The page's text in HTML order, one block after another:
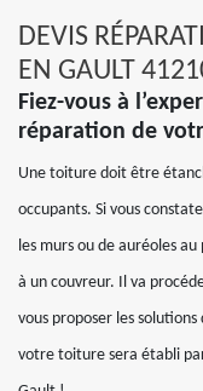
DEVIS
EN GAULT
Fiez-vous à
réparation de
Une toiture doit être
occupants. Si vous
les murs ou de auréoles
à un couvreur. Il va
vous proposer les
votre toiture sera établi